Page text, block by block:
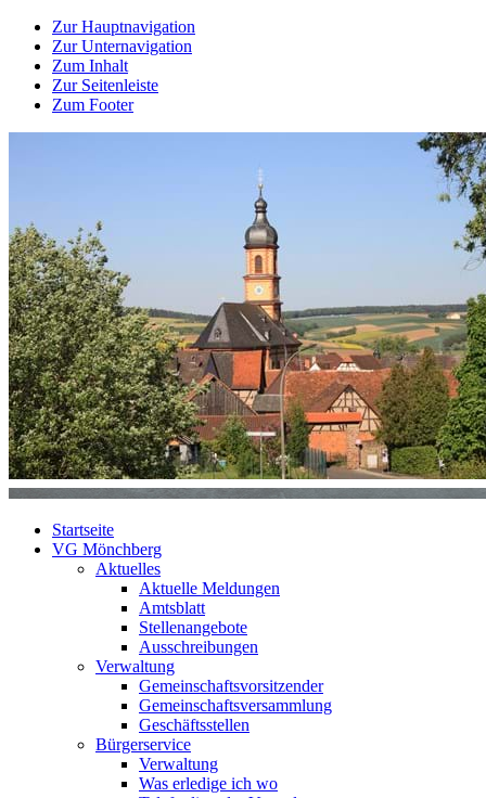
Zur Hauptnavigation
Zur Unternavigation
Zum Inhalt
Zur Seitenleiste
Zum Footer
Startseite
VG Mönchberg
Aktuelles
Aktuelle Meldungen
Amtsblatt
Stellenangebote
Ausschreibungen
Verwaltung
Gemeinschaftsvorsitzender
Gemeinschaftsversammlung
Geschäftsstellen
Bürgerservice
Verwaltung
Was erledige ich wo